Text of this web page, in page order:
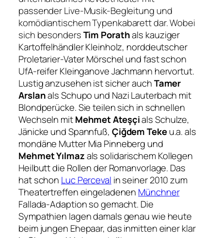
passender Live-Musik-Begleitung und
komödiantischem Typenkabarett dar. Wobei
sich besondersTim Porathals kauziger
Kartoffelhändler Kleinholz, norddeutscher
Proletarier-Vater Mörschel und fast schon
UfA-reifer Kleinganove Jachmann hervortut.
Lustig anzusehen ist sicher auchTamer
Arslanals Schupo und Nazi Lauterbach mit
Blondperücke. Sie teilen sich in schnellen
Wechseln mitMehmet Ateşçials Schulze,
Jänicke und Spannfuß, Çiğdem Tekeu.a. als
mondäne Mutter Mia Pinneberg und
Mehmet Yılmazals solidarischem Kollegen
Heilbutt die Rollen der Romanvorlage. Das
hat schon Luc Perceval in seiner 2010 zum
Theatertreffen eingeladenen Münchner
Fallada-Adaption so gemacht. Die
Sympathien lagen damals genau wie heute
beim jungen Ehepaar, das inmitten einer klar